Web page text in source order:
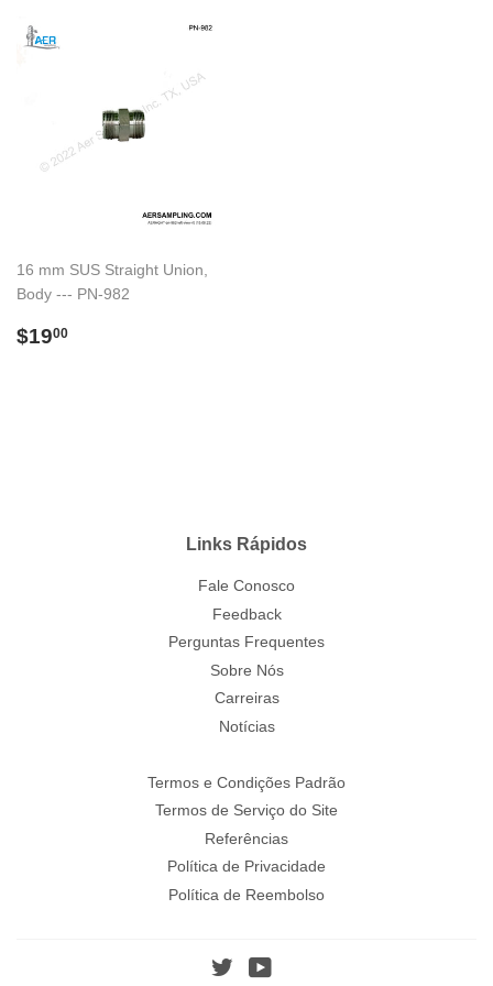
16 mm SUS Straight Union,
Body --- PN-982
Preço
$1900
Links Rápidos
Fale Conosco
Feedback
Perguntas Frequentes
Sobre Nós
Carreiras
Notícias
Termos e Condições Padrão
Termos de Serviço do Site
Referências
Política de Privacidade
Política de Reembolso
Twitter